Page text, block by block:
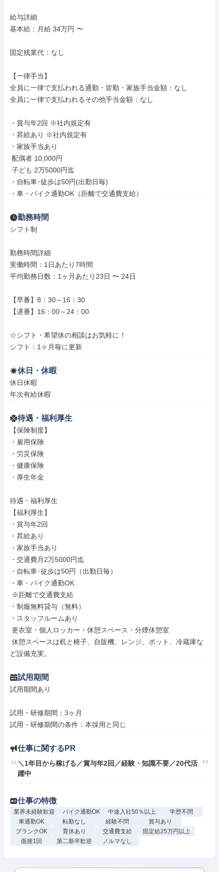
給与詳細
基本給：月給 34万円 〜
固定残業代：なし
【一律手当】
全員に一律で支払われる通勤・皆勤・家族手当金額：なし
全員に一律で支払われるその他手当金額：なし
・賞与年2回 ※社内規定有
・昇給あり ※社内規定有
・家族手当あり
・自転車･徒歩は50円(出勤日毎)
・車・バイク通勤OK（距離で交通費支給）
勤務時間
シフト制
勤務時間詳細
実働時間：1日あたり7時間
平均勤務日数：1ヶ月あたり23日 〜 24日
【早番】8：30～16：30
【遅番】16：00～24：00
☆シフト・希望休の相談はお気軽に！
シフト：1ヶ月毎に更新
休日・休暇
休日休暇
年次有給休暇
待遇・福利厚生
【保険制度】
・雇用保険
・労災保険
・健康保険
・厚生年金
待遇・福利厚生
【福利厚生】
・賞与年2回
・昇給あり
・家族手当あり
・交通費月2万5000円迄
・自転車･徒歩は50円（出勤日毎）
・車・バイク通勤OK
・制服無料貸与（無料）
・スタッフルームあり
ど設備充実。
試用期間
試用期間あり
試用・研修期間：3ヶ月
仕事に関するPR
＼1年目から稼げる／賞与年2回／経験・知識不要／20代活
躍中
仕事の特徴
業界未経験歓迎 バイク通勤OK 中途入社50％以上
学歴不問
車通勤OK
転勤なし 経験不問
賞与あり
ブランクOK
育休あり 交通費支給
固定給25万円以上
面接1回
第二新卒歓迎 ノルマなし